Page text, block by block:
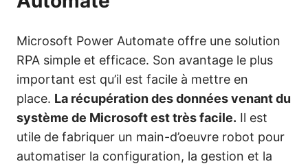
Microsoft Power Automate offre une solution
RPA simple et efficace. Son avantage le plus
important est qu’il est facile à mettre en
place. La récupération des données venant du
système de Microsoft est très facile. Il est
utile de fabriquer un main-d’oeuvre robot pour
automatiser la configuration, la gestion et la